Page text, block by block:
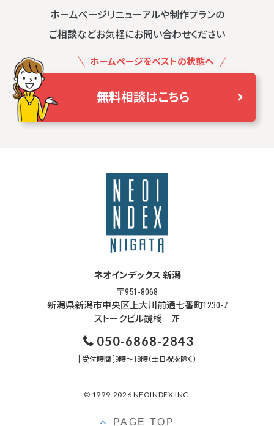
ホームページリニューアルや制作プランの
ご相談などお気軽にお問い合わせください
ホームページをベストの状態へ
無料相談はこちら
ネオインデックス 新潟
〒951-8068
新潟県新潟市中央区上大川前通七番町1230-7
ストークビル鏡橋 7F
050-6868-2843
[ 受付時間 ]9時～18時（土日祝を除く）
© 1999-2026 NEOINDEX INC.
PAGE TOP